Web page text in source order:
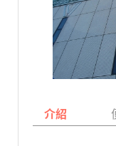
介紹